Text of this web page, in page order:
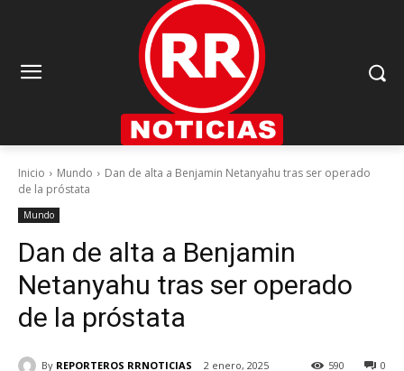
Inicio Mundo
Dan de alta a Benjamin Netanyahu tras ser operado
de la próstata
Mundo
Dan de alta a Benjamin
Netanyahu tras ser operado
de la próstata
By REPORTEROS RRNOTICIAS 2 enero, 2025 0
590